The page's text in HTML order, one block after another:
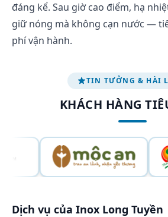
đáng kể. Sau giờ cao điểm, hạ
giữ nóng mà không cạn nước —
phí vận hành.
TIN TƯỞNG & HÀI
KHÁCH HÀNG
Dịch vụ của Inox Long Tuyền